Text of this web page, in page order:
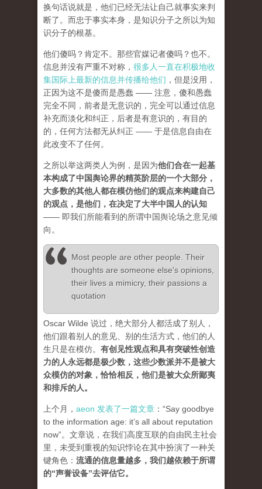
换句话说就是，他们已经无法让自己就事实来判
断了。而忠于事实本身，是知识分子之所以为知
识分子的根基。
他们傻吗？肯定不。那些官媒记者傻吗？也不。
信息并没有严重不对称， 很多人一直在积极地收
集国际上最新的信息并传播给他们 ，但是没用，
正因为这不是傻而是愚蠢 —— 注意，傻和愚蠢
完全不同，前者是无意识的，完全可以通过信息
补充而淡化和纠正，后者是有意识的，有目的
的，任何方法都无从纠正 —— 于是信息自由在
此改变不了任何。
之所以举这两类人为例，是因为他们合在一起基
本构成了中国舆论界的精英阶层的一个大部分，
大多数的其他人都在模仿他们的观点来构建自己
的观点，是他们，在决定了大半中国人的认知
—— 即我们所能看到的所谓中国舆论场之意见倾
向。
Most people are other people. Their
thoughts are someone else's opinions,
their lives a mimicry, their passions a
quotation
Oscar Wilde 说过，绝大部分人都活成了别人，
他们跟着别人的意见、别的生活方式，他们的人
生只是在模仿。 有创见性观点和具有突破性创造
力的人永远都是极少数，这些少数派并不是被大
众模仿的对象，恰恰相反，他们是被大众所鄙夷
和排斥的人。
上个月， aeon 发表了一篇文章 ：“Say goodbye
to the information age: it’s all about reputation
now”。文章说，在我们高度互联的自由民主社会
里，未受到重视的知识悖论在其中扮演了一种关
键角色： 流通的信息量越多，我们越依赖于所谓
的“声誉设备”去评估它。